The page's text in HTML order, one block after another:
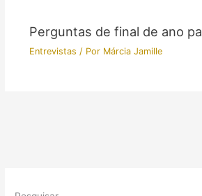
Perguntas de final de ano
Entrevistas / Por Márcia Jamille